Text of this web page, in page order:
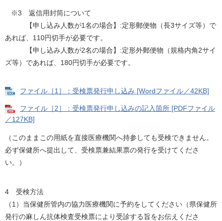
※3 返信用封筒について
【申し込み人数が1名の場合】:定形郵便物（長3サイズ等）で
あれば、110円切手が必要です。
【申し込み人数が2名の場合】:定形外郵便物（規格内角2サイ
ズ等）であれば、180円切手が必要です。
ファイル［1］：受検票発行申し込み [Wordファイル／42KB]
ファイル［2］：受検票発行申し込みの記入箇所 [PDFファイル
／127KB]
（このままこの用紙を直接医療機関へ持参しても受検できません。
必ず保健所へ提出して、受検票兼結果票の発行を受けてくださ
い。）
4 受検方法
（1）当保健所管内の協力医療機関に予約をしてください（県保健所
発行の麻しん抗体検査受検票により受診する旨をお伝えくださ